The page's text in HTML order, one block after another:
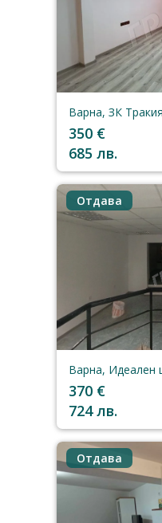
Варна, ЗК Тракия
350 €
685 лв.
Отдава
Варна, Идеален
370 €
724 лв.
Отдава